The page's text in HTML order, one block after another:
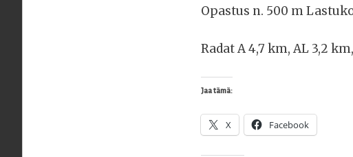
Opastus n. 500 m
Radat A 4,7 km, AL 3,2
Jaa tämä:
X Facebook